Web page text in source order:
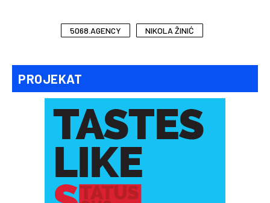
PROJEKAT
5068.AGENCY NIKOLA ŽINIĆ